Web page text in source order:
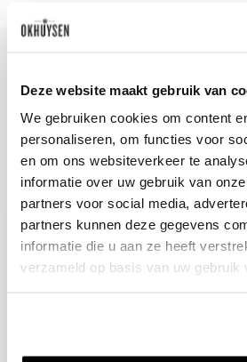
Deze website maakt gebruik van
We gebruiken cookies om content
personaliseren, om functies voor
en om ons websiteverkeer te
informatie over uw gebruik van
partners voor social media,
partners kunnen deze gegevens
informatie die u aan ze heeft
verzameld op basis van uw gebruik
Blijf op de hoogte
Ontvang het laatste wijnnieuws,
evenementen
E-mailadres
Aanmelden